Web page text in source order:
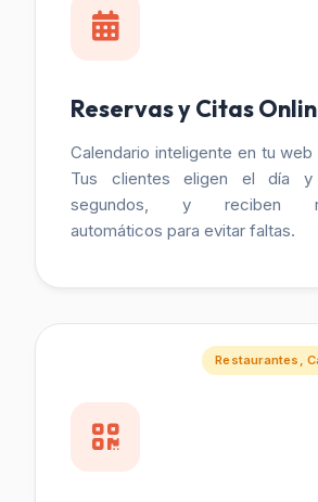
Reservas y Citas
Calendario inteligente en tu
Tus clientes eligen el día
segundos, y reciben
automáticos para evitar faltas.
Restaurantes,